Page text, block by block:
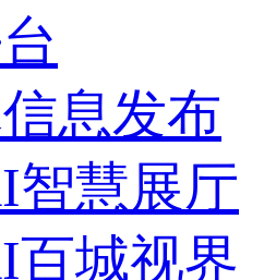
息发布
智慧展厅
百城视界